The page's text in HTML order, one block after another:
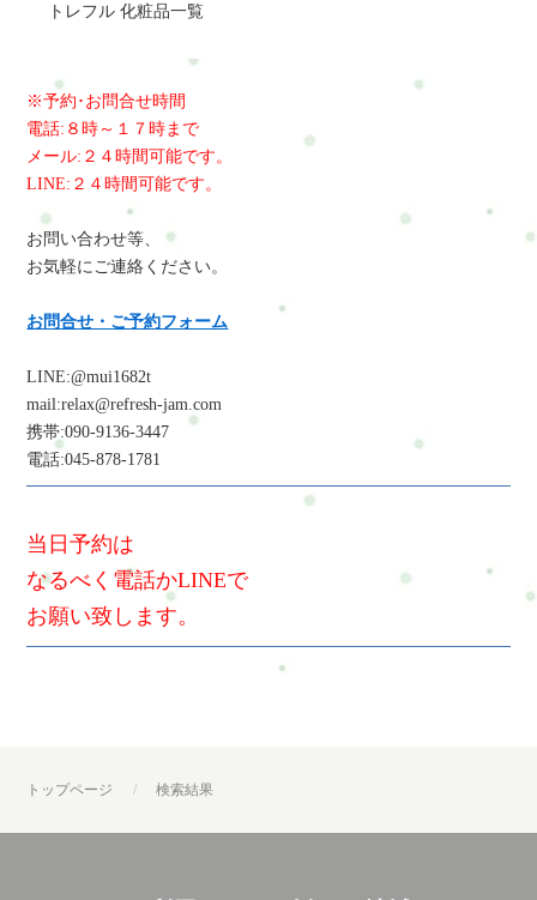
トレフル 化粧品一覧
※予約･お問合せ時間
電話:８時～１７時まで
メール:２４時間可能です。
LINE:２４時間可能です。
お問い合わせ等、
お気軽にご連絡ください。
お問合せ・ご予約フォーム
LINE:@mui1682t
mail:relax@refresh-jam.com
携帯:090-9136-3447
電話:045-878-1781
当日予約は
なるべく電話かLINEで
お願い致します。
トップページ 検索結果